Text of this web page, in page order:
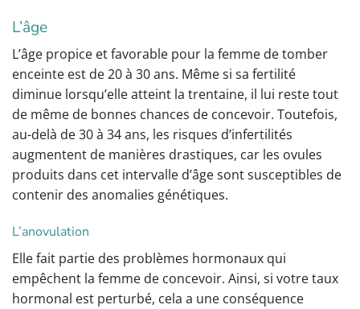
L’âge
L’âge propice et favorable pour la femme de tomber
enceinte est de 20 à 30 ans. Même si sa fertilité
diminue lorsqu’elle atteint la trentaine, il lui reste tout
de même de bonnes chances de concevoir. Toutefois,
au-delà de 30 à 34 ans, les risques d’infertilités
augmentent de manières drastiques, car les ovules
produits dans cet intervalle d’âge sont susceptibles de
contenir des anomalies génétiques.
L’anovulation
Elle fait partie des problèmes hormonaux qui
empêchent la femme de concevoir. Ainsi, si votre taux
hormonal est perturbé, cela a une conséquence